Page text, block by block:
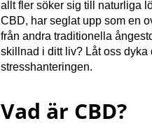
allt fler söker sig till naturliga
CBD, har seglat upp som en
från andra traditionella
skillnad i ditt liv? Låt oss
stresshanteringen.
Vad är CBD?